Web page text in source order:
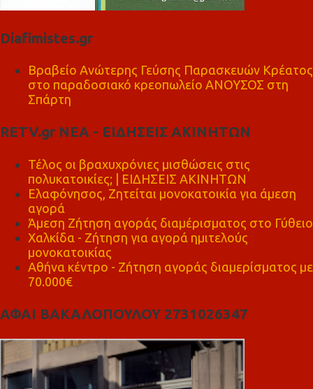
Diafimistes.gr
Βραβείο Ανώτερης Γεύσης Παρασκευών Κρέατος
στο παραδοσιακό κρεοπωλείο ΑΝΟΥΣΟΣ στη
Σπάρτη
RETV.gr ΝΕΑ - ΕΙΔΗΣΕΙΣ ΑΚΙΝΗΤΩΝ
Τέλος οι βραχυχρόνιες μισθώσεις στις
πολυκατοικίες; | ΕΙΔΗΣΕΙΣ ΑΚΙΝΗΤΩΝ
Ελαφόνησος, Ζητείται μονοκατοικία για άμεση
αγορά
Άμεση Ζήτηση αγοράς διαμέρισματος στο Γύθειο
Χαλκίδα - Ζήτηση για αγορά ημιτελούς
μονοκατοικίας
Αθήνα κέντρο - Ζήτηση αγοράς διαμερίσματος με
70.000€
ΑΦΑΙ ΒΑΚΑΛΟΠΟΥΛΟΥ 2731026347